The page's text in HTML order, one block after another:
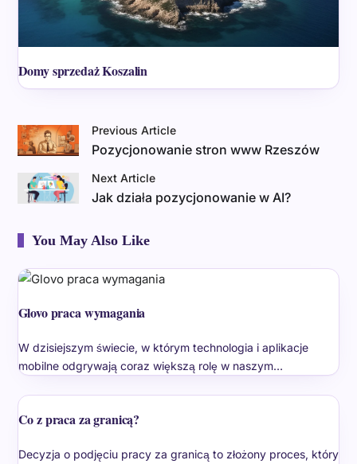
Domy sprzedaż Koszalin
Previous Article
Pozycjonowanie stron www Rzeszów
Next Article
Jak działa pozycjonowanie w AI?
You May Also Like
Glovo praca wymagania
W dzisiejszym świecie, w którym technologia i aplikacje
mobilne odgrywają coraz większą rolę w naszym…
Co z praca za granicą?
Decyzja o podjęciu pracy za granicą to złożony proces, który